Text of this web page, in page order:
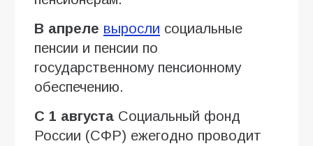
В апреле выросли социальные
пенсии и пенсии по
государственному пенсионному
обеспечению.
С 1 августа Социальный фонд
России (СФР) ежегодно проводит